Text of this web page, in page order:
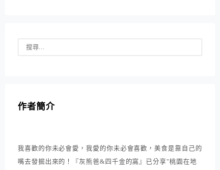
作者簡介
我喜歡的你未必會愛，我愛的你未必會喜歡，美食是靠自己的
嘴去發掘出來的！『灰熊爸&四千金的窩』已分享"桃園在地